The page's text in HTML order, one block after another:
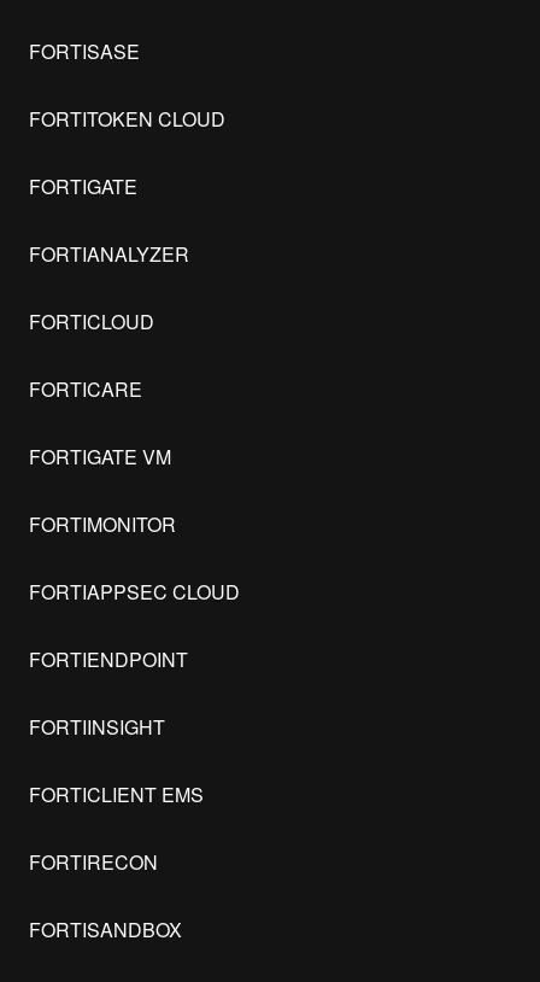
FORTISASE
FORTITOKEN CLOUD
FORTIGATE
FORTIANALYZER
FORTICLOUD
FORTICARE
FORTIGATE VM
FORTIMONITOR
FORTIAPPSEC CLOUD
FORTIENDPOINT
FORTIINSIGHT
FORTICLIENT EMS
FORTIRECON
FORTISANDBOX